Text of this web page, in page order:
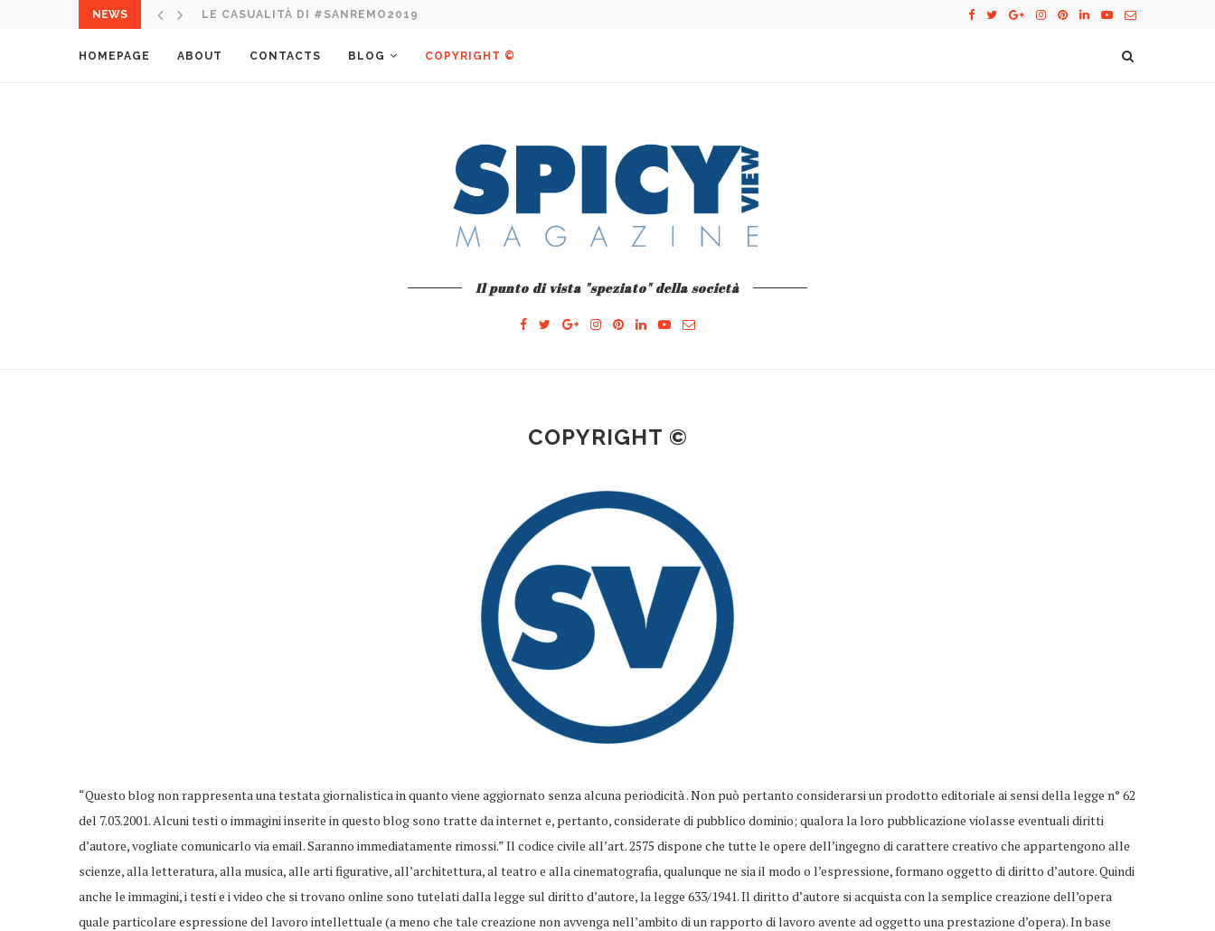
NEWS LE CASUALITÀ DI #SANREMO2019
HOMEPAGE ABOUT CONTACTS BLOG COPYRIGHT ©
Il punto di vista "speziato" della società
COPYRIGHT ©
“Questo blog non rappresenta una testata giornalistica in quanto viene aggiornato senza alcuna periodicità . Non può pertanto considerarsi un prodotto editoriale ai sensi della legge n° 62
del 7.03.2001. Alcuni testi o immagini inserite in questo blog sono tratte da internet e, pertanto, considerate di pubblico dominio; qualora la loro pubblicazione violasse eventuali diritti
d’autore, vogliate comunicarlo via email. Saranno immediatamente rimossi.” Il codice civile all’art. 2575 dispone che tutte le opere dell’ingegno di carattere creativo che appartengono alle
scienze, alla letteratura, alla musica, alle arti figurative, all’architettura, al teatro e alla cinematografia, qualunque ne sia il modo o l’espressione, formano oggetto di diritto d’autore. Quindi
anche le immagini, i testi e i video che si trovano online sono tutelati dalla legge sul diritto d’autore, la legge 633/1941. Il diritto d’autore si acquista con la semplice creazione dell’opera
quale particolare espressione del lavoro intellettuale (a meno che tale creazione non avvenga nell’ambito di un rapporto di lavoro avente ad oggetto una prestazione d’opera). In base